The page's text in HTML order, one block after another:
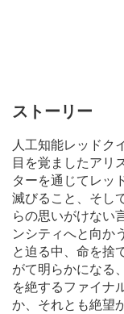
ストーリー
人工知能レッドク
目を覚ましたアリ
ターを通じてレッ
滅びること、そし
らの思いがけない
ンシティへと向
と迫る中、命を捨
がて明らかになる
を絶するファイナ
か、それとも絶